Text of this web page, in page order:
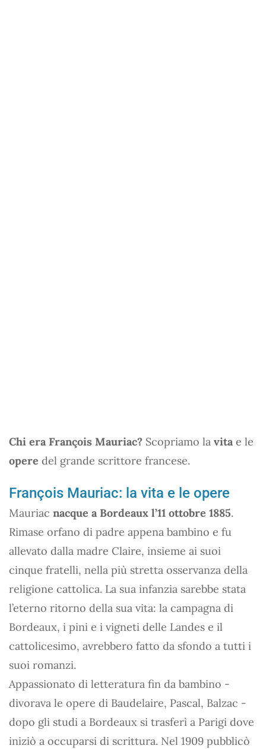
Chi era François Mauriac? Scopriamo la vita e le
opere del grande scrittore francese.
François Mauriac: la vita e le opere
Mauriac nacque a Bordeaux l’11 ottobre 1885.
Rimase orfano di padre appena bambino e fu
allevato dalla madre Claire, insieme ai suoi
cinque fratelli, nella più stretta osservanza della
religione cattolica. La sua infanzia sarebbe stata
l’eterno ritorno della sua vita: la campagna di
Bordeaux, i pini e i vigneti delle Landes e il
cattolicesimo, avrebbero fatto da sfondo a tutti i
suoi romanzi.
Appassionato di letteratura fin da bambino -
divorava le opere di Baudelaire, Pascal, Balzac -
dopo gli studi a Bordeaux si trasferì a Parigi dove
iniziò a occuparsi di scrittura. Nel 1909 pubblicò